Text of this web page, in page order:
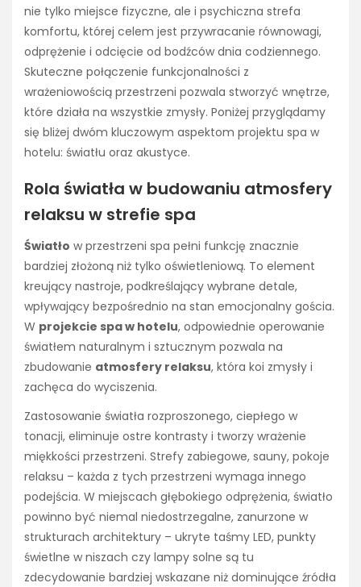
nie tylko miejsce fizyczne, ale i psychiczna strefa
komfortu, której celem jest przywracanie równowagi,
odprężenie i odcięcie od bodźców dnia codziennego.
Skuteczne połączenie funkcjonalności z
wrażeniowością przestrzeni pozwala stworzyć wnętrze,
które działa na wszystkie zmysły. Poniżej przyglądamy
się bliżej dwóm kluczowym aspektom projektu spa w
hotelu: światłu oraz akustyce.
Rola światła w budowaniu atmosfery
relaksu w strefie spa
Światło w przestrzeni spa pełni funkcję znacznie
bardziej złożoną niż tylko oświetleniową. To element
kreujący nastroje, podkreślający wybrane detale,
wpływający bezpośrednio na stan emocjonalny gościa.
W projekcie spa w hotelu, odpowiednie operowanie
światłem naturalnym i sztucznym pozwala na
zbudowanie atmosfery relaksu, która koi zmysły i
zachęca do wyciszenia.
Zastosowanie światła rozproszonego, ciepłego w
tonacji, eliminuje ostre kontrasty i tworzy wrażenie
miękkości przestrzeni. Strefy zabiegowe, sauny, pokoje
relaksu – każda z tych przestrzeni wymaga innego
podejścia. W miejscach głębokiego odprężenia, światło
powinno być niemal niedostrzegalne, zanurzone w
strukturach architektury – ukryte taśmy LED, punkty
świetlne w niszach czy lampy solne są tu
zdecydowanie bardziej wskazane niż dominujące źródła